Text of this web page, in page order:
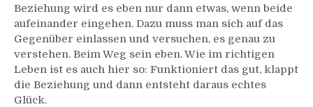
Beziehung wird es eben nur dann etwas, wenn beide
aufeinander eingehen. Dazu muss man sich auf das
Gegenüber einlassen und versuchen, es genau zu
verstehen. Beim Weg sein eben. Wie im richtigen
Leben ist es auch hier so: Funktioniert das gut, klappt
die Beziehung und dann entsteht daraus echtes
Glück.